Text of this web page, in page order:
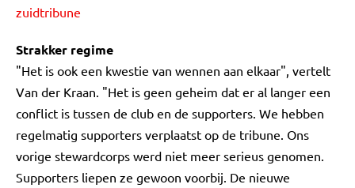
zuidtribune
Strakker regime
"Het is ook een kwestie van wennen aan elkaar", vertelt
Van der Kraan. "Het is geen geheim dat er al langer een
conflict is tussen de club en de supporters. We hebben
regelmatig supporters verplaatst op de tribune. Ons
vorige stewardcorps werd niet meer serieus genomen.
Supporters liepen ze gewoon voorbij. De nieuwe